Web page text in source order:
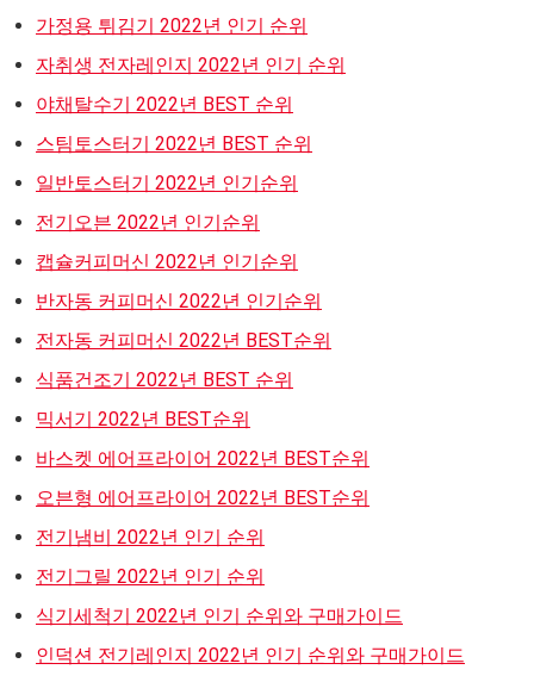
가정용 튀김기 2022년 인기 순위
자취생 전자레인지 2022년 인기 순위
야채탈수기 2022년 BEST 순위
스팀토스터기 2022년 BEST 순위
일반토스터기 2022년 인기순위
전기오븐 2022년 인기순위
캡슐커피머신 2022년 인기순위
반자동 커피머신 2022년 인기순위
전자동 커피머신 2022년 BEST순위
식품건조기 2022년 BEST 순위
믹서기 2022년 BEST순위
바스켓 에어프라이어 2022년 BEST순위
오븐형 에어프라이어 2022년 BEST순위
전기냄비 2022년 인기 순위
전기그릴 2022년 인기 순위
식기세척기 2022년 인기 순위와 구매가이드
인덕션 전기레인지 2022년 인기 순위와 구매가이드